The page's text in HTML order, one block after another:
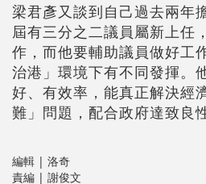
梁君彥又談到自己過去兩年
屆有三分之二議員屬新上任
作，而他要輔助議員做好工
治港」環境下有不同發揮。
好、有效率，能真正解決經
難」問題，配合政府達致良
編輯 | 洛奇
責編 | 謝俊文